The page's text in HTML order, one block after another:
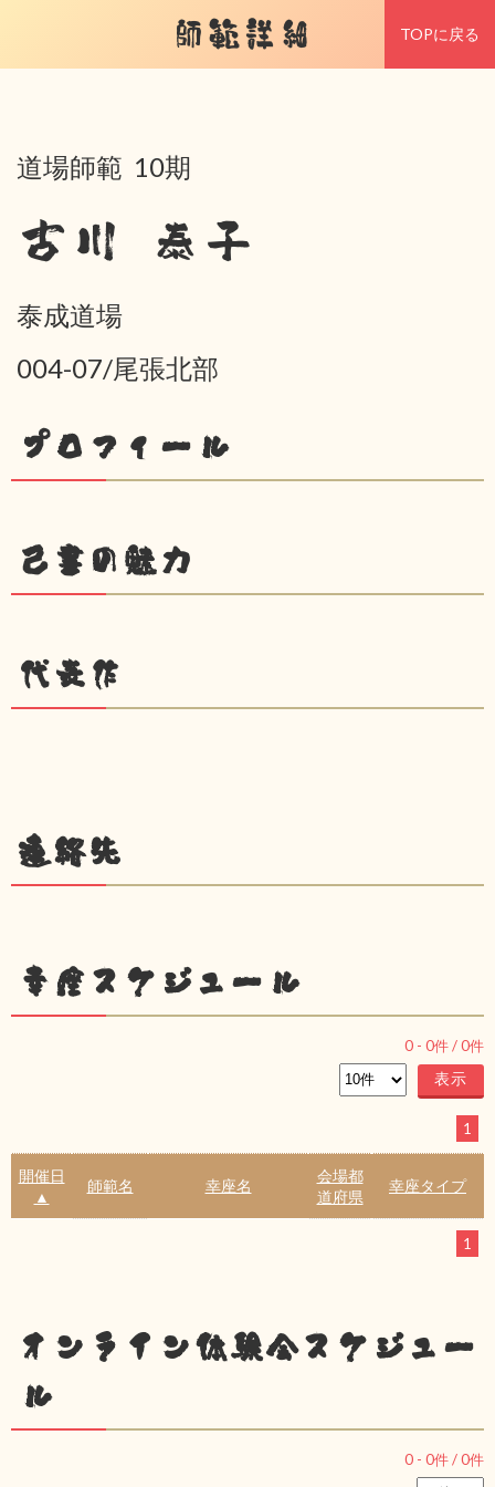
師範詳細 TOPに戻る
道場師範 10期
古川 泰子
泰成道場
004-07/尾張北部
プロフィール
己書の魅力
代表作
連絡先
幸座スケジュール
0 - 0件 /0件
1
開催日
▲
師範名 幸座名
会場都
道府県
幸座タイプ
1
オンライン体験会スケジュー
ル
0 - 0件 /0件